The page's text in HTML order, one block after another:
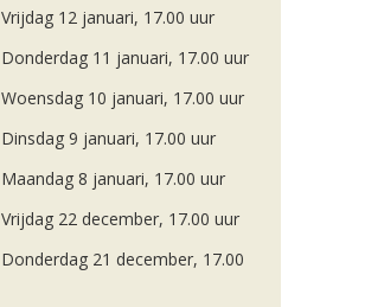
Vrijdag 12 januari, 17.00 uur
Donderdag 11 januari, 17.00 uur
Woensdag 10 januari, 17.00 uur
Dinsdag 9 januari, 17.00 uur
Maandag 8 januari, 17.00 uur
Vrijdag 22 december, 17.00 uur
Donderdag 21 december, 17.00